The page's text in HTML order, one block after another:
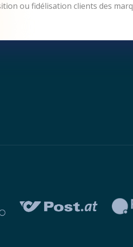
ou fidélisation clients des